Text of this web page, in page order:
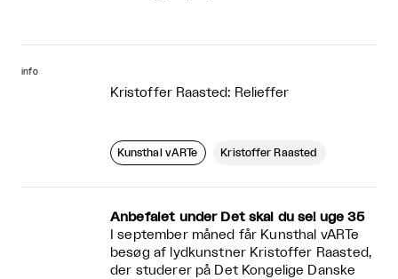
info
Kristoffer Raasted: Relieffer
Kunsthal vARTe Kristoffer Raasted
Anbefalet under Det skal du se! uge 35
I september måned får Kunsthal vARTe
besøg af lydkunstner Kristoffer Raasted,
der studerer på Det Kongelige Danske